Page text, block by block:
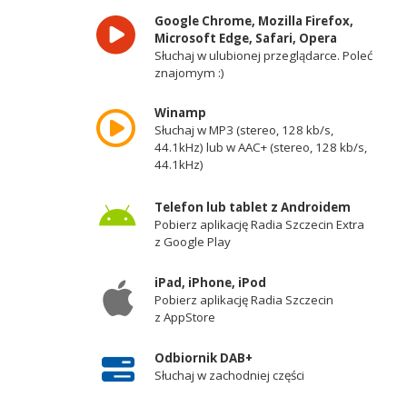
Google Chrome, Mozilla Firefox,
Microsoft Edge, Safari, Opera
Słuchaj w ulubionej przeglądarce. Poleć
znajomym :)
Winamp
Słuchaj w MP3 (stereo, 128 kb/s,
44.1kHz) lub w AAC+ (stereo, 128 kb/s,
44.1kHz)
Telefon lub tablet z Androidem
Pobierz aplikację Radia Szczecin Extra
z Google Play
iPad, iPhone, iPod
Pobierz aplikację Radia Szczecin
z AppStore
Odbiornik DAB+
Słuchaj w zachodniej części